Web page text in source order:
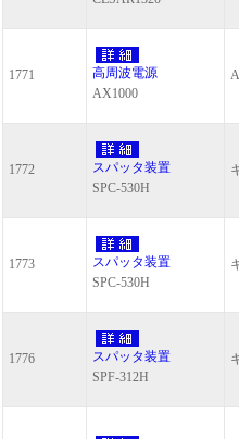
1771
高周波電源
AX1000
1772
スパッタ装置
SPC-530H
1773
スパッタ装置
SPC-530H
1776
スパッタ装置
SPF-312H